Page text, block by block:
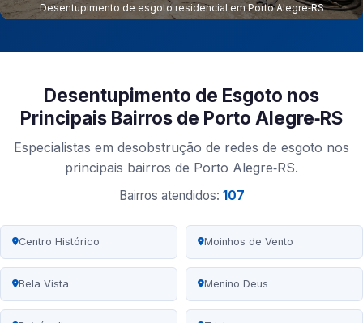
Desentupimento de esgoto residencial em Porto Alegre‑RS
Desentupimento de Esgoto nos
Principais Bairros de Porto Alegre‑RS
Especialistas em desobstrução de redes de esgoto nos
principais bairros de Porto Alegre‑RS.
Bairros atendidos: 107
Centro Histórico Moinhos de Vento
Bela Vista Menino Deus